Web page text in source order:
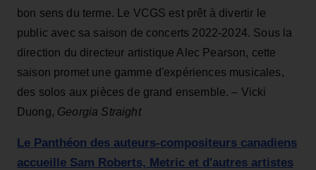
bon sens du terme. Le VCGS est prêt à divertir le
public avec sa saison de concerts 2022-2024. Sous la
direction du directeur artistique Alec Pearson, cette
saison promet une gamme d'expériences musicales,
des solos aux pièces de grand ensemble. – Vicki
Duong, Georgia Straight
Le Panthéon des auteurs-compositeurs canadiens
accueille Sam Roberts, Metric et d'autres artistes